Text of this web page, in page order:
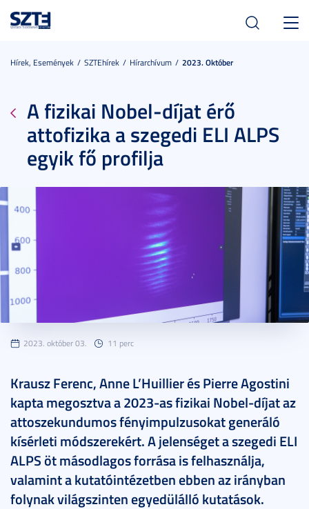
Hírek, Események SZTEhírek Hírarchívum 2023. Október
A fizikai Nobel-díjat érő
attofizika a szegedi ELI ALPS
egyik fő profilja
2023. október 03. 11 perc
Krausz Ferenc, Anne L’Huillier és Pierre Agostini
kapta megosztva a 2023-as fizikai Nobel-díjat az
attoszekundumos fényimpulzusokat generáló
kísérleti módszerekért. A jelenséget a szegedi ELI
ALPS öt másodlagos forrása is felhasználja,
valamint a kutatóintézetben ebben az irányban
folynak világszinten egyedülálló kutatások.